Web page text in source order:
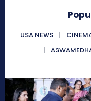
USA NEWS